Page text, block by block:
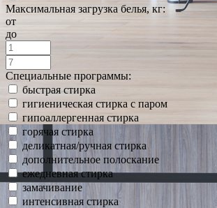
Максимальная загрузка белья, кг:
от
до
Специальные программы:
быстрая стирка
гигиеническая стирка с паром
гипоаллергенная стирка
горячая стирка
деликатная/ручная стирка
дополнительное полоскание
ежедневная стирка
замачивание
интенсивная стирка